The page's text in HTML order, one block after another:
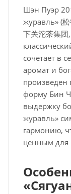
Шэн Пуэр
журавль» (松
下关沱茶集
сочетает в
аромат и
произведен
форму Бин
выдержку
журавль»
гармонию,
ценным для